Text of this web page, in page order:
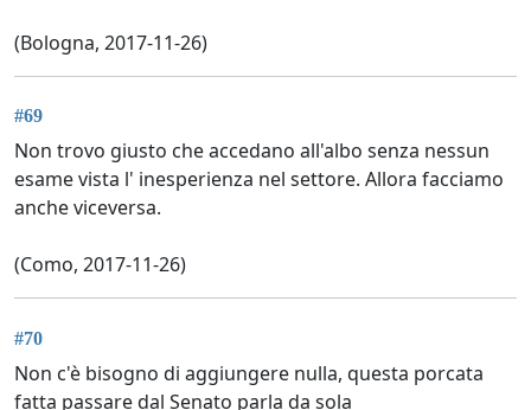
(Bologna, 2017-11-26)
#69
Non trovo giusto che accedano all'albo senza nessun
esame vista l' inesperienza nel settore. Allora facciamo
anche viceversa.
(Como, 2017-11-26)
#70
Non c'è bisogno di aggiungere nulla, questa porcata
fatta passare dal Senato parla da sola